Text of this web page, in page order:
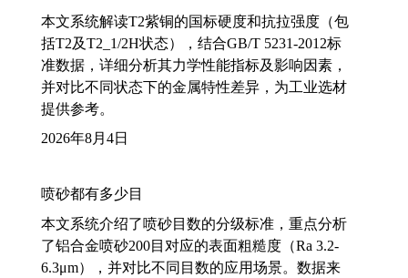
本文系统解读T2紫铜的国标硬度和抗拉强度（包
括T2及T2_1/2H状态），结合GB/T 5231-2012标
准数据，详细分析其力学性能指标及影响因素，
并对比不同状态下的金属特性差异，为工业选材
提供参考。
2026年8月4日
喷砂都有多少目
本文系统介绍了喷砂目数的分级标准，重点分析
了铝合金喷砂200目对应的表面粗糙度（Ra 3.2-
6.3μm），并对比不同目数的应用场景。数据来